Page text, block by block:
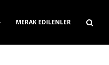
MERAK EDILENLER